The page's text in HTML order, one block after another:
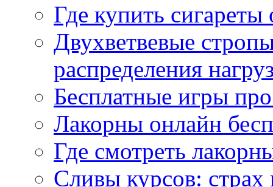
Где купить
Двухветвевые
распределения
Бесплатные игры
Лакорны онлайн
Где смотреть
Сливы курсов: